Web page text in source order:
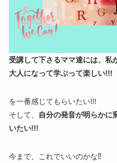
受講して下さるママ達には、私
大人になって学ぶって楽しい!!!
を一番感じてもらいたい!!!
そして、
自分の発音が明らかに
いたい!!!
今まで、これでいいのかな⁉